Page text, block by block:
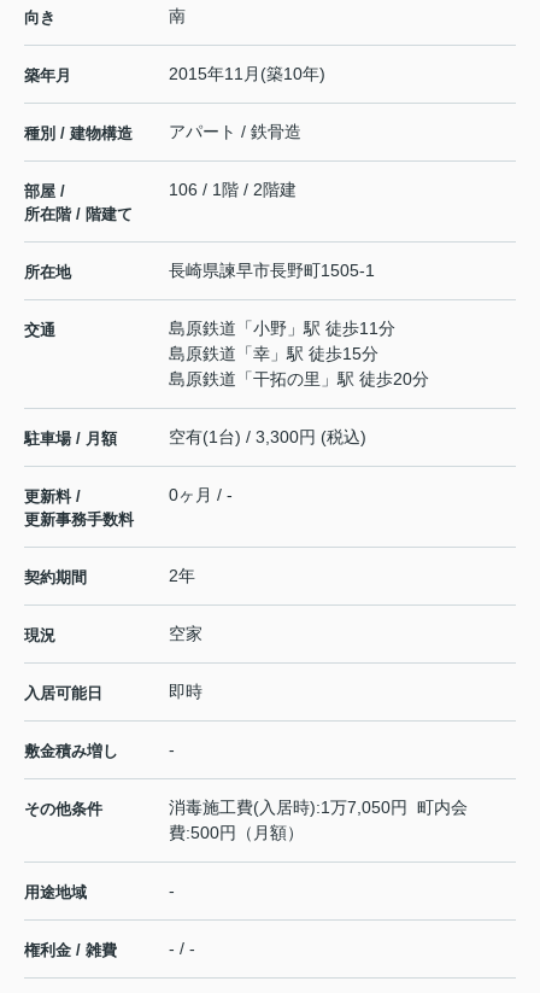
向き 南
築年月 2015年11月(築10年)
種別 / 建物構造 アパート / 鉄骨造
部屋 /
所在階 / 階建て
106 / 1階 / 2階建
所在地 長崎県諫早市長野町1505-1
交通 島原鉄道 「小野 」駅 徒歩11分
島原鉄道 「幸 」駅 徒歩15分
島原鉄道 「干拓の里 」駅 徒歩20分
駐車場 / 月額 空有(1台) / 3,300円 (税込)
更新料 /
更新事務手数料
0ヶ月 / -
契約期間 2年
現況 空家
入居可能日 即時
敷金積み増し -
その他条件
消毒施工費(入居時):1万7,050円 町内会
費:500円（月額）
用途地域 -
権利金 / 雑費 - / -